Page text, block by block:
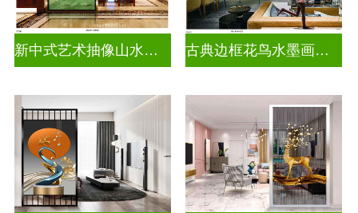
新中式艺术抽像山水画玻璃 古典边框花鸟水墨画玻璃